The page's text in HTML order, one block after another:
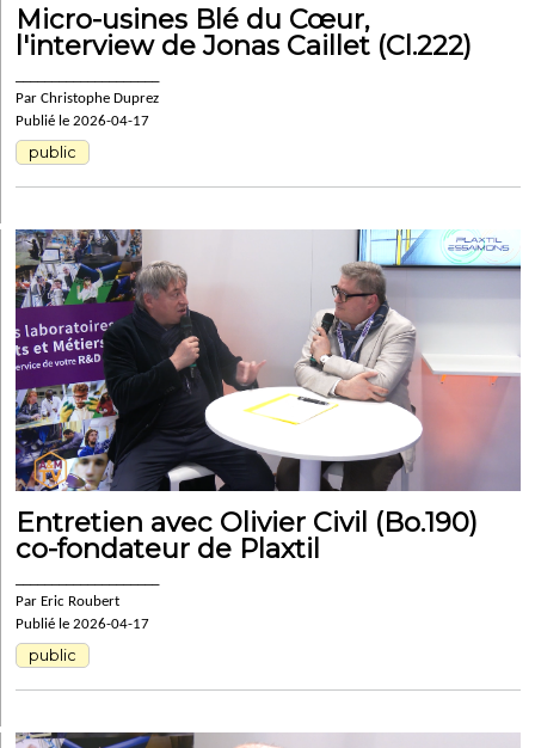
Micro-usines Blé du Cœur,
l'interview de Jonas Caillet (Cl.222)
Par Christophe Duprez
Publié le 2026-04-17
public
Entretien avec Olivier Civil (Bo.190)
co-fondateur de Plaxtil
Par Eric Roubert
Publié le 2026-04-17
public